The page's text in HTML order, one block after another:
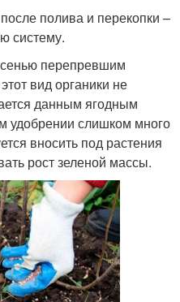
полива и перекопки –
систему.
перепревшим
вид органики не
данным ягодным
удобрении слишком много
вносить под растения
рост зеленой массы.